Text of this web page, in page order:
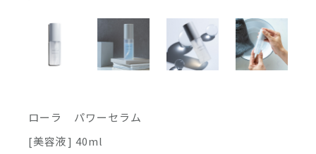
ローラ パワーセラム
[美容液] 40ml